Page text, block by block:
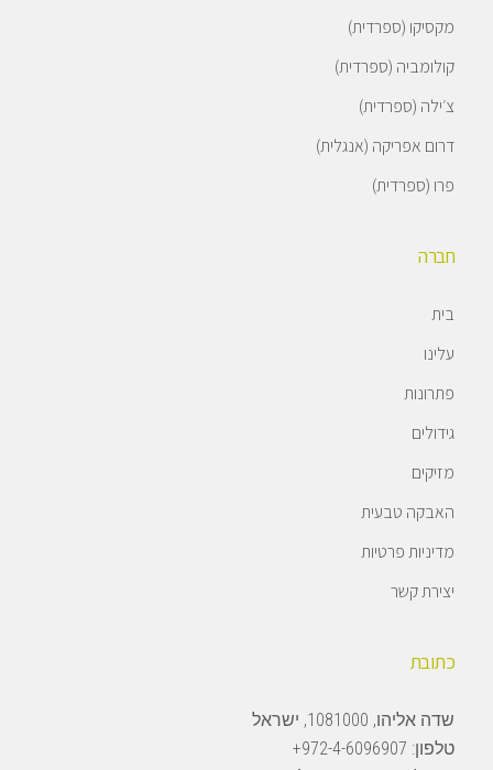
מקסיקו (ספרדית)
קולומביה (ספרדית)
צ׳ילה (ספרדית)
דרום אפריקה (אנגלית)
פרו (ספרדית)
חברה
בית
עלינו
פתרונות
גידולים
מזיקים
האבקה טבעית
מדיניות פרטיות
יצירת קשר
כתובת
שדה אליהו, 1081000, ישראל
טלפון: 972-4-6096907+